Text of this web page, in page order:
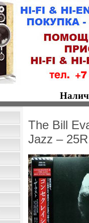
The Bill
Jazz –